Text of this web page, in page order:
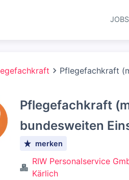
Pflegefachkraft
Pflegefachkraft
bundesweiten
merken
RIW Personalservice
Kärlich